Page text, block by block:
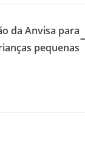
da Anvisa para
pequenas